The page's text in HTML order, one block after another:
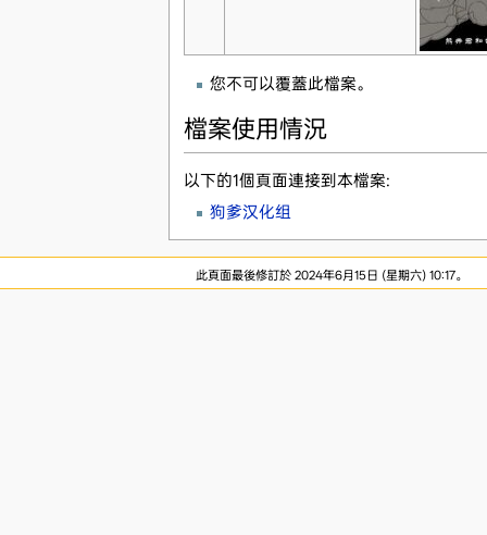
您不可以覆蓋此檔案。
檔案使用情況
以下的1個頁面連接到本檔案:
狗爹汉化组
此頁面最後修訂於 2024年6月15日 (星期六) 10:17。